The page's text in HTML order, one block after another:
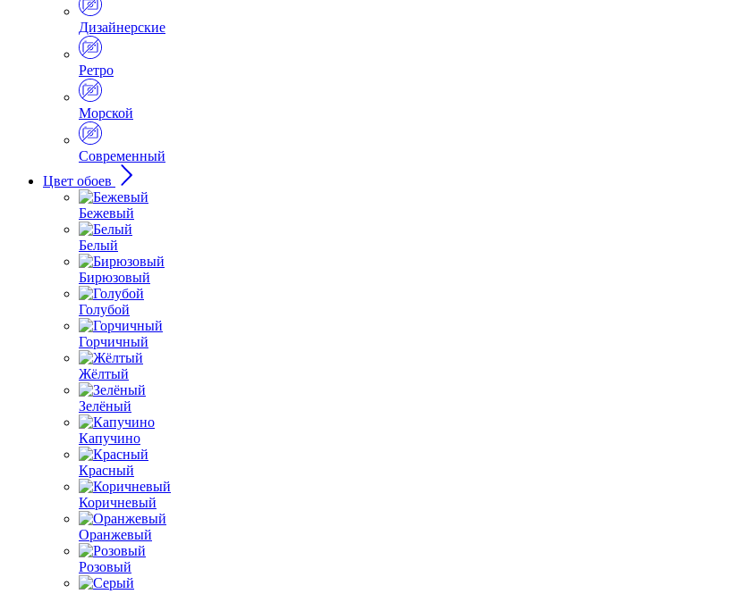
Дизайнерские
Ретро
Морской
Современный
Цвет обоев
Бежевый
Белый
Бирюзовый
Голубой
Горчичный
Жёлтый
Зелёный
Капучино
Красный
Коричневый
Оранжевый
Розовый